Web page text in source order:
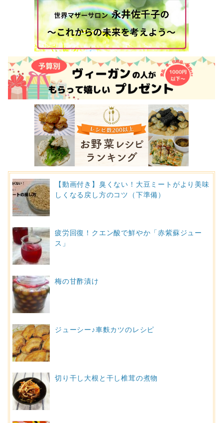
【動画付き】臭くない！大豆ミートがより美味
しくなる戻し方のコツ（下準備）
疲労回復！クエン酸で鮮やか「赤紫蘇ジュー
ス」
梅の甘酢漬け
ジューシー♪車麩カツのレシピ
切り干し大根と干し椎茸の煮物